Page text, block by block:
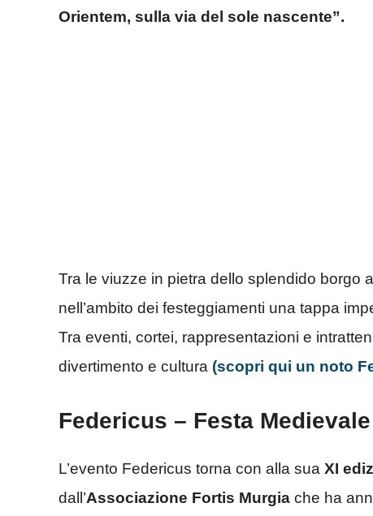
Orientem, sulla via del sole nascente”.
Tra le viuzze in pietra dello splendido borgo
nell’ambito dei festeggiamenti una tappa
Tra eventi, cortei, rappresentazioni e
divertimento e cultura (scopri qui un noto
Federicus – Festa
L’evento Federicus torna con alla sua XI
dall’Associazione Fortis Murgia che ha